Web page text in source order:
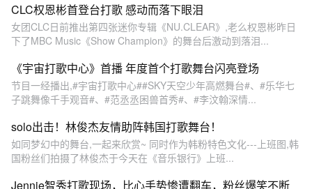
CLC权恩彬首登台打歌 感动而落下眼泪
女团CLC日前推出第四张迷你专辑《NU.CLEAR》,老么权恩彬昨日
下了MBC Music《Show Champion》的舞台后激动到落泪...
《宇宙打歌中心》首播 年度首个打歌舞台闪亮登场
节目一经播出,#宇宙打歌中心##SKY天空少年高燃舞台#、#乐华七
子跳舞像千手观音#、#范丞丞困兽首秀#、#李汶翰深情...
solo出击！林俊杰友情助阵韩国打歌舞台！
如同梦幻中的舞台,一起来欣赏~ 同时作为韩粉特色文化---上班图,韩
国粉丝们拍摄了林俊杰于今天在《音乐银行》上班...
Jennie智秀打歌现场，比心手势惨遭翻车，粉丝爆笑不断